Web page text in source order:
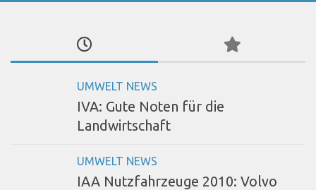
UMWELT NEWS
IVA: Gute Noten für die
Landwirtschaft
UMWELT NEWS
IAA Nutzfahrzeuge 2010: Volvo